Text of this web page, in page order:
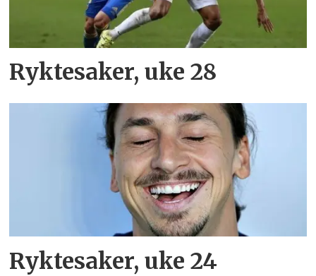
Ryktesaker, uke 28
Ryktesaker, uke 24